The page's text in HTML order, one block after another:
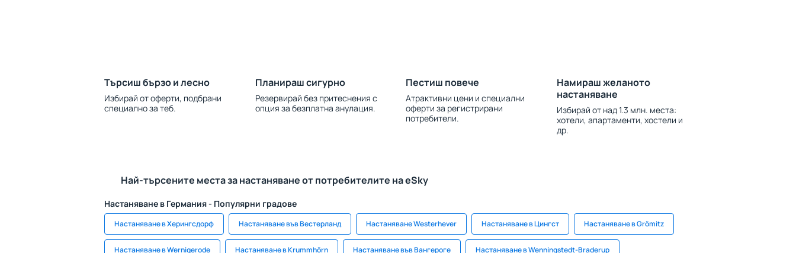
Търсиш бързо и лесно
Избирай от оферти, подбрани
специално за теб.
Планираш сигурно
Резервирай без притеснения с
опция за безплатна анулация.
Пестиш повече
Атрактивни цени и специални
оферти за регистрирани
потребители.
Намираш желаното
настаняване
Избирай от над 1.3 млн. места:
хотели, апартаменти, хостели и
др.
Най-търсените места за настаняване от потребителите на eSky
Настаняване в Германия - Популярни градове
Настаняване в Херингсдорф Настаняване във Вестерланд Настаняване Westerhever Настаняване в Цингст Настаняване в Grömitz
Настаняване в Wernigerode Настаняване в Krummhörn Настаняване във Вангероге Настаняване в Wenningstedt-Braderup